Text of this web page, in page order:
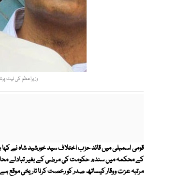
وزیراعظم کی نیت
قومی اسمبلی میں قائد حزب اختلاف سید خورشید شاہ نے
مرتبہ عزت ووقار کیساتھ صدر کو رخصت کرنا تاریخی موقع